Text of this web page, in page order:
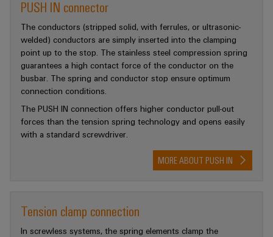
PUSH IN connector
The conductors (stripped solid, with ferrules, or ultrasonic-
welded) conductors are simply inserted into the clamping
point up to the stop. The stainless steel compression spring
guarantees a high contact force of the conductor on the
busbar. The spring and conductor stop ensure optimum
connection conditions.
The PUSH IN connection offers higher conductor pull-out
forces than the tension spring technology and opens easily
with a standard screwdriver.
MORE ABOUT PUSH IN
Tension clamp connection
In screwless systems, the spring elements clamp the